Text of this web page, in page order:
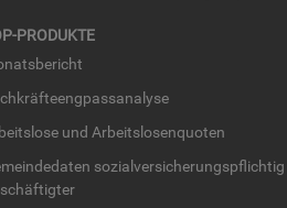
PRO­DUK­TE
und Ar­beits­lo­sen­quo­ten
so­zi­al­ver­si­che­rungs­pflich­tig